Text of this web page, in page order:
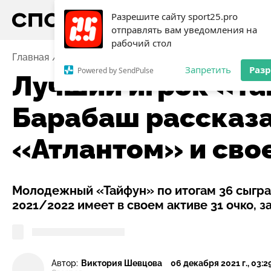
Разрешите сайту sport25.pro
отправлять вам уведомления на
рабочий стол
Powered by SendPulse Запретить
Главная Лучший игрок
Лучший игрок
Барабаш
«Атлантом» и
Молодежный «Тайфун» по итогам 36
2021/2022 имеет в своем активе 31 очко,
Автор: Виктория Шевцова 06 декабря 2021 г.,